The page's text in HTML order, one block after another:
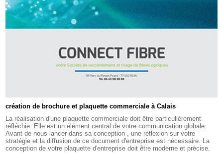
création de brochure et plaquette commerciale à Calais
La réalisation d'une plaquette commerciale doit être particulièrement
réfléchie. Elle est un élément central de votre communication globale.
Avant de nous lancer dans sa conception , une réflexion sur votre
stratégie et la diffusion de ce document d'entreprise est nécessaire. La
conception de votre plaquette d'entreprise doit être moderne et précise.